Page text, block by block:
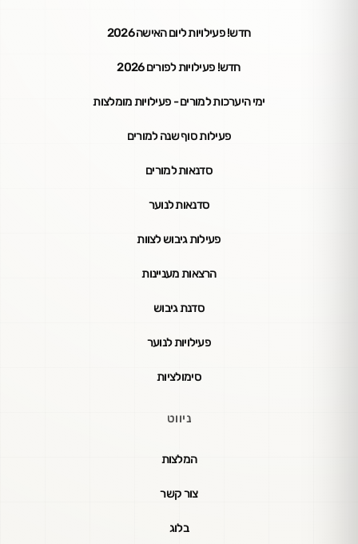
חדש! פעילויות ליום האישה 2026
חדש! פעילויות לפורים 2026
ימי היערכות למורים - פעילויות מומלצות
פעילות סוף שנה למורים
סדנאות למורים
סדנאות לנוער
פעילות גיבוש לצוות
הרצאות מעניינות
סדנת גיבוש
פעילויות לנוער
סימולציות
ניווט
המלצות
צור קשר
בלוג